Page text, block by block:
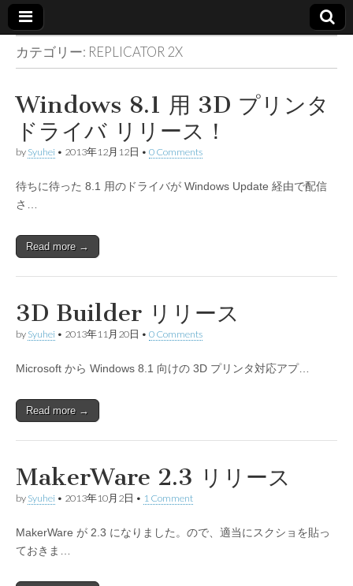
Made in
container
カテゴリー: REPLICATOR 2X
Windows 8.1 用 3D プリンタ
ドライバ リリース！
by Syuhei • 2013年12月12日 • 0 Comments
待ちに待った 8.1 用のドライバが Windows Update 経由で配信
さ…
Read more →
3D Builder リリース
by Syuhei • 2013年11月20日 • 0 Comments
Microsoft から Windows 8.1 向けの 3D プリンタ対応アプ…
Read more →
MakerWare 2.3 リリース
by Syuhei • 2013年10月2日 • 1 Comment
MakerWare が 2.3 になりました。ので、適当にスクショを貼っ
ておきま…